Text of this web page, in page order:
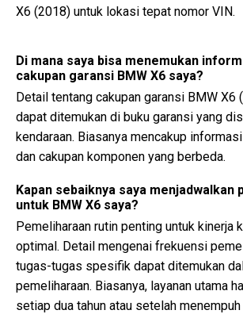
X6 (2018) untuk lokasi tepat nomor VIN.
Di mana saya bisa menemukan
cakupan garansi BMW X6 saya?
Detail tentang cakupan garansi BMW X6
dapat ditemukan di buku garansi yang
kendaraan. Biasanya mencakup
dan cakupan komponen yang berbeda.
Kapan sebaiknya saya menjadwalkan
untuk BMW X6 saya?
Pemeliharaan rutin penting untuk kinerja
optimal. Detail mengenai frekuensi
tugas-tugas spesifik dapat ditemukan
pemeliharaan. Biasanya, layanan utama
setiap dua tahun atau setelah